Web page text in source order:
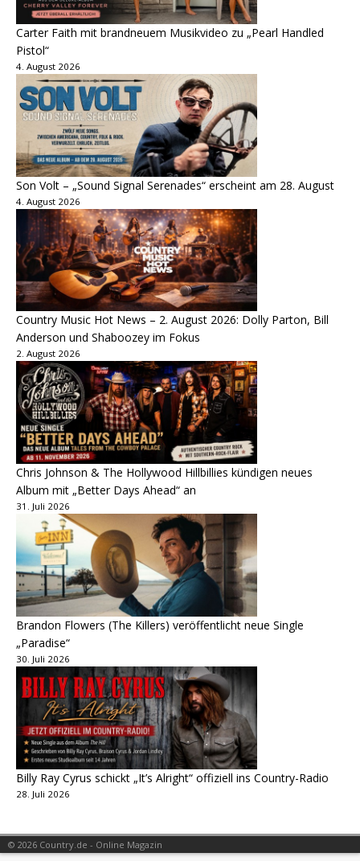
Carter Faith mit brandneuem Musikvideo zu „Pearl Handled
Pistol“
4. August 2026
Son Volt – „Sound Signal Serenades“ erscheint am 28. August
4. August 2026
Country Music Hot News – 2. August 2026: Dolly Parton, Bill
Anderson und Shaboozey im Fokus
2. August 2026
Chris Johnson & The Hollywood Hillbillies kündigen neues
Album mit „Better Days Ahead“ an
31. Juli 2026
Brandon Flowers (The Killers) veröffentlicht neue Single
„Paradise“
30. Juli 2026
Billy Ray Cyrus schickt „It’s Alright“ offiziell ins Country-Radio
28. Juli 2026
© 2026 Country.de - Online Magazin